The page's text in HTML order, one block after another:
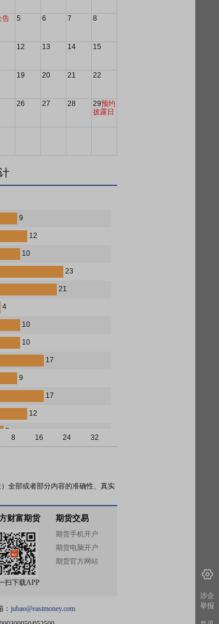
告 5 6 7 8
12 13 14 15
19 20 21 22
26 27 28 29预约
披露日
9
12
10
23
21
4
10
10
17
9
17
12
5
6
16
5
6
8
10
8 16 24 32
全部或者部分内容的准确性、真实
财富期货
扫下载APP
期货交易
期货手机开户
期货电脑开户
期货官方网站
jubao@eastmoney.com
涉企
举报